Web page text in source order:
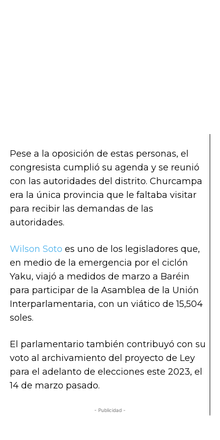
Pese a la oposición de estas personas, el
congresista cumplió su agenda y se reunió
con las autoridades del distrito. Churcampa
era la única provincia que le faltaba visitar
para recibir las demandas de las
autoridades.
Wilson Soto es uno de los legisladores que,
en medio de la emergencia por el ciclón
Yaku, viajó a medidos de marzo a Baréin
para participar de la Asamblea de la Unión
Interparlamentaria, con un viático de 15,504
soles.
El parlamentario también contribuyó con su
voto al archivamiento del proyecto de Ley
para el adelanto de elecciones este 2023, el
14 de marzo pasado.
- Publicidad -